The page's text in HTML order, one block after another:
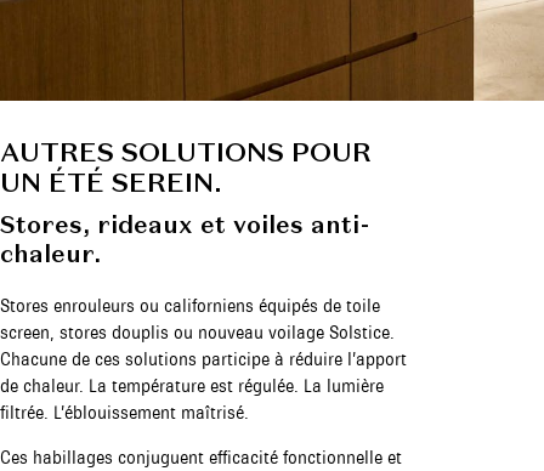
AUTRES SOLUTIONS POUR
UN ÉTÉ SEREIN.
Stores, rideaux et voiles anti-
chaleur.
Stores enrouleurs ou californiens équipés de toile
screen, stores douplis ou nouveau voilage Solstice.
Chacune de ces solutions participe à réduire l’apport
de chaleur. La température est régulée. La lumière
filtrée. L’éblouissement maîtrisé.
Ces habillages conjuguent efficacité fonctionnelle et